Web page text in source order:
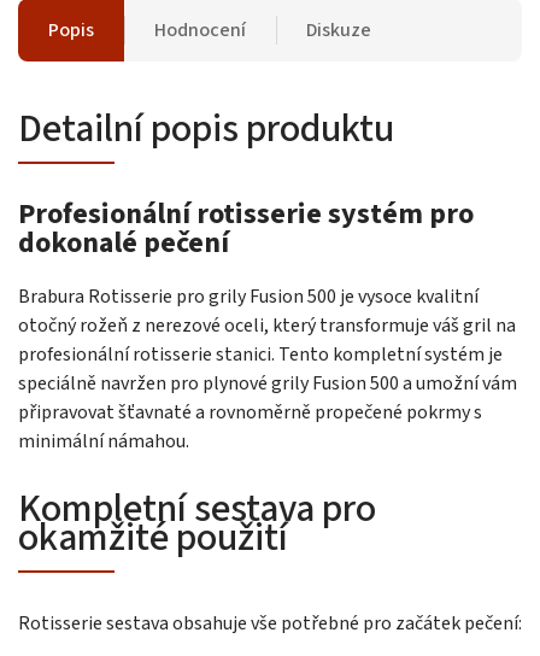
Popis Hodnocení Diskuze
Detailní popis produktu
Profesionální rotisserie systém pro
dokonalé pečení
Brabura Rotisserie pro grily Fusion 500 je vysoce kvalitní
otočný rožeň z nerezové oceli, který transformuje váš gril na
profesionální rotisserie stanici. Tento kompletní systém je
speciálně navržen pro plynové grily Fusion 500 a umožní vám
připravovat šťavnaté a rovnoměrně propečené pokrmy s
minimální námahou.
Kompletní sestava pro
okamžité použití
Rotisserie sestava obsahuje vše potřebné pro začátek pečení: